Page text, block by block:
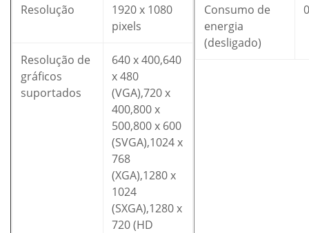
Resolução
1920 x 1080
pixels
Resolução de
gráficos
suportados
640 x 400,640
x 480
(VGA),720 x
400,800 x
500,800 x 600
(SVGA),1024 x
768
(XGA),1280 x
1024
(SXGA),1280 x
720 (HD
Consumo de
energia
(desligado)